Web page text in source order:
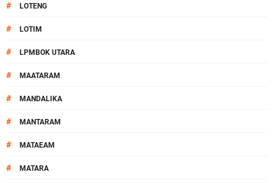
# LOTENG
# LOTIM
# LPMBOK UTARA
# MAATARAM
# MANDALIKA
# MANTARAM
# MATAEAM
# MATARA